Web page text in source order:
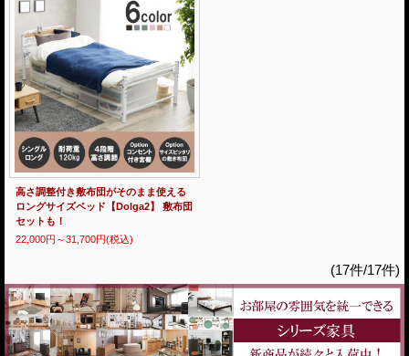
高さ調整付き敷布団がそのまま使える
ロングサイズベッド【Dolga2】 敷布団
セットも！
22,000円～31,700円(税込)
(17件/17件)